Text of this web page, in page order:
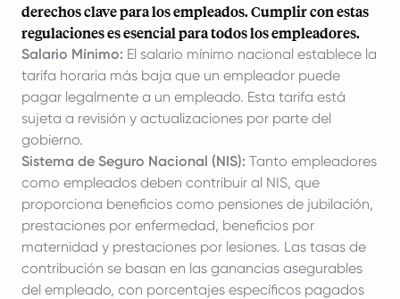
derechos clave para los empleados. Cumplir con estas
regulaciones es esencial para todos los empleadores.
Salario Mínimo: El salario mínimo nacional establece la
tarifa horaria más baja que un empleador puede
pagar legalmente a un empleado. Esta tarifa está
sujeta a revisión y actualizaciones por parte del
gobierno.
Sistema de Seguro Nacional (NIS): Tanto empleadores
como empleados deben contribuir al NIS, que
proporciona beneficios como pensiones de jubilación,
prestaciones por enfermedad, beneficios por
maternidad y prestaciones por lesiones. Las tasas de
contribución se basan en las ganancias asegurables
del empleado, con porcentajes específicos pagados